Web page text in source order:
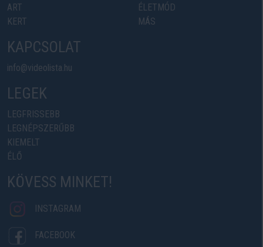
ART
KERT
ÉLETMÓD
MÁS
KAPCSOLAT
info@videolista.hu
LEGEK
LEGFRISSEBB
LEGNÉPSZERŰBB
KIEMELT
ÉLŐ
KÖVESS MINKET!
INSTAGRAM
FACEBOOK